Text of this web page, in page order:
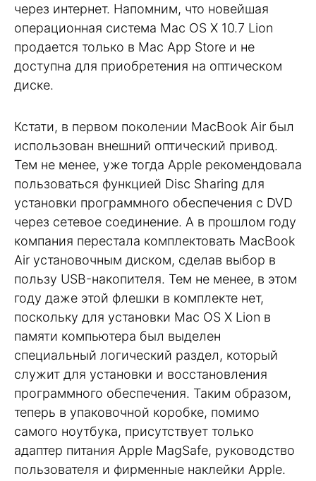
через интернет. Напомним, что новейшая
операционная система Mac OS X 10.7 Lion
продается только в Mac App Store и не
доступна для приобретения на оптическом
диске.
Кстати, в первом поколении MacBook Air был
использован внешний оптический привод.
Тем не менее, уже тогда Apple рекомендовала
пользоваться функцией Disc Sharing для
установки программного обеспечения с DVD
через сетевое соединение. А в прошлом году
компания перестала комплектовать MacBook
Air установочным диском, сделав выбор в
пользу USB-накопителя. Тем не менее, в этом
году даже этой флешки в комплекте нет,
поскольку для установки Mac OS X Lion в
памяти компьютера был выделен
специальный логический раздел, который
служит для установки и восстановления
программного обеспечения. Таким образом,
теперь в упаковочной коробке, помимо
самого ноутбука, присутствует только
адаптер питания Apple MagSafe, руководство
пользователя и фирменные наклейки Apple.